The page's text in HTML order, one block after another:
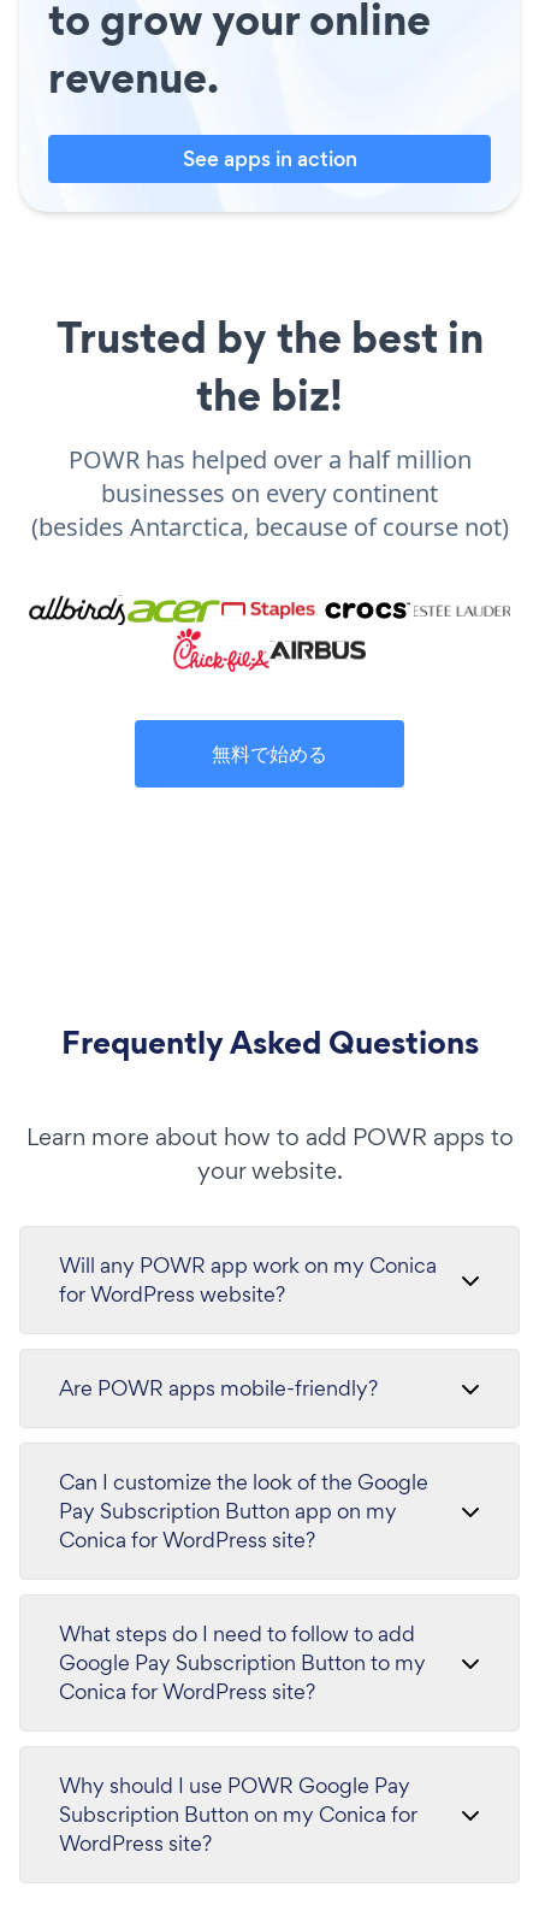
to grow your online
revenue.
See apps in action
Trusted by the best in
the biz!
POWR has helped over a half million
businesses on every continent
(besides Antarctica, because of course not)
無料で始める
Frequently Asked Questions
Learn more about how to add POWR apps to
your website.
Will any POWR app work on my Conica
for WordPress website?
Are POWR apps mobile-friendly?
Can I customize the look of the Google
Pay Subscription Button app on my
Conica for WordPress site?
What steps do I need to follow to add
Google Pay Subscription Button to my
Conica for WordPress site?
Why should I use POWR Google Pay
Subscription Button on my Conica for
WordPress site?